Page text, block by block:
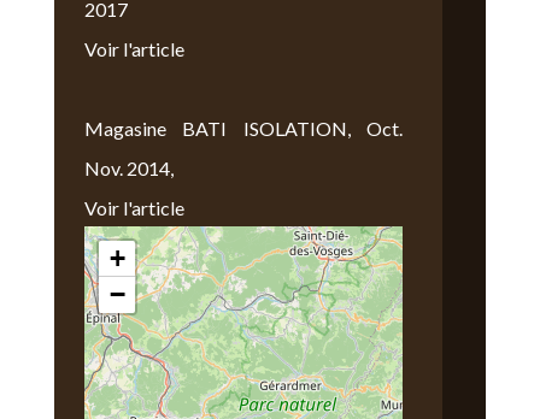
2017
Voir l'article
Magasine BATI ISOLATION, Oct.
Nov. 2014,
Voir l'article
Nous Trouver
+
−